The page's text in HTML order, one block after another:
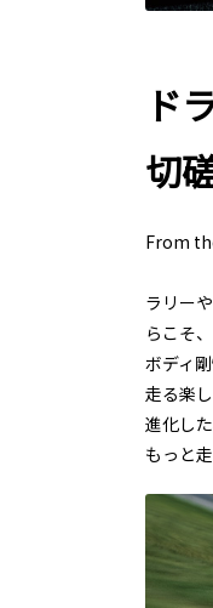
ド
切
From
ラリー
らこそ
ボディ
走る楽
進化し
もっと